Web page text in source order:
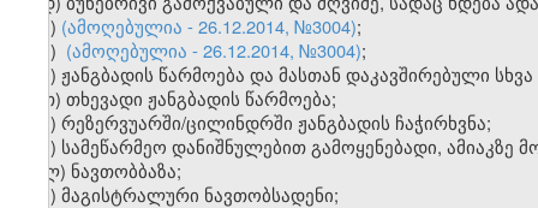
ე) (ამოღებულია - 26.12.2014, №3004);
ვ) (ამოღებულია - 26.12.2014, №3004);
ზ) ჟანგბადის წარმოება და მასთან დაკავშირებული
თ) თხევადი ჟანგბადის წარმოება;
ი) რეზერვუარში/ცილინდრში ჟანგბადის ჩაჭირხვნა;
კ) სამეწარმეო დანიშნულებით გამოყენებადი, ამიაკზე
ლ) ნავთობბაზა;
მ) მაგისტრალური ნავთობსადენი;